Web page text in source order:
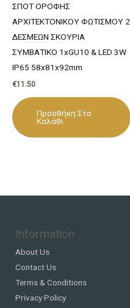
ΣΠΟΤ ΟΡΟΦΗΣ
ΑΡΧΙΤΕΚΤΟΝΙΚΟΥ ΦΩΤΙΣΜΟΥ 2
ΔΕΣΜΕΩΝ ΣΚΟΥΡΙΑ
ΣΥΜΒΑΤΙΚΟ 1xGU10 & LED 3W
IP65 58x81x92mm
€11.50
Προσθήκη Στο
Καλάθι
Information
About Us
Contact Us
Terms & Conditions
Privacy Policy